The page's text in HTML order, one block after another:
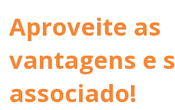
Aproveite as
vantagens e
associado!